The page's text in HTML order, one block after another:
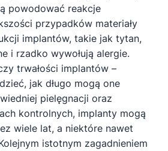
powodować reakcje
przypadków materiały
implantów, takie jak tytan,
i rzadko wywołują alergie.
trwałości implantów –
jak długo mogą one
pielęgnacji oraz
kontrolnych, implanty mogą
wiele lat, a niektóre nawet
istotnym zagadnieniem